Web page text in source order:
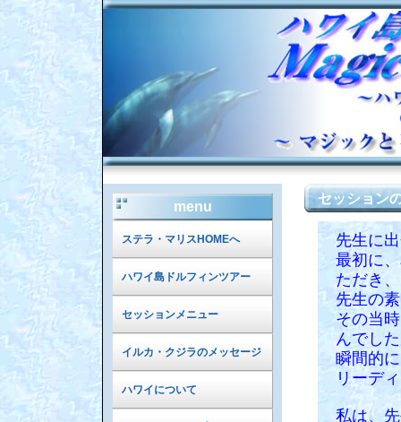
セッション
先生に
最初に
ただき、
先生の
その当
んでし
瞬間的
リーデ
私は、
menu
ステラ・マリスHOMEへ
ハワイ島ドルフィンツアー
セッションメニュー
イルカ・クジラのメッセージ
ハワイについて